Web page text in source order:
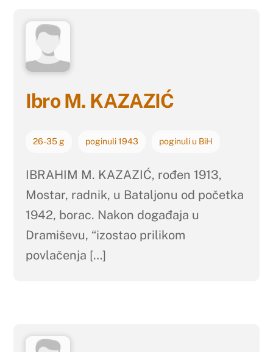
Ibro M. KAZAZIĆ
26-35 g poginuli 1943 poginuli u BiH
IBRAHIM M. KAZAZIĆ, rođen 1913,
Mostar, radnik, u Bataljonu od početka
1942, borac. Nakon događaja u
Dramiševu, “izostao prilikom
povlačenja […]